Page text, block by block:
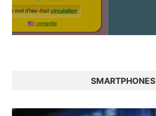
SMARTPHONES